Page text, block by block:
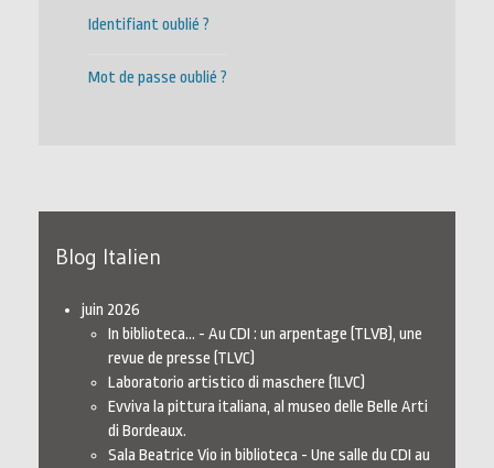
Identifiant oublié ?
Mot de passe oublié ?
Blog Italien
juin 2026
In biblioteca... - Au CDI : un arpentage (TLVB), une
revue de presse (TLVC)
Laboratorio artistico di maschere (1LVC)
Evviva la pittura italiana, al museo delle Belle Arti
di Bordeaux.
Sala Beatrice Vio in biblioteca - Une salle du CDI au